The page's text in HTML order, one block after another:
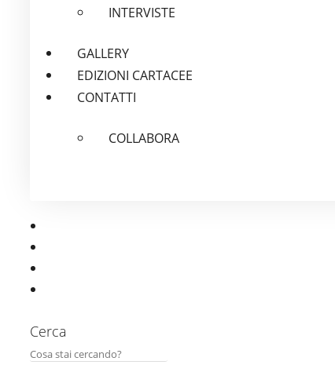
INTERVISTE
GALLERY
EDIZIONI CARTACEE
CONTATTI
COLLABORA
Cerca